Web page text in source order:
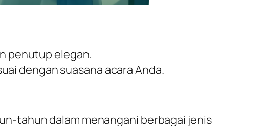
penutup elegan.
dengan suasana acara Anda.
tahun dalam menangani berbagai jenis